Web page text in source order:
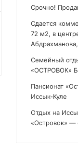
Срочно!
Сдается
72 м2, в
Семейный
«ОСТРОВОК»
Пансионат
Иссык-Куле
Отдых на
«Островок» —